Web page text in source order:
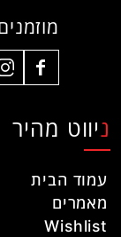
ניווט מהיר
עמוד הבית
מאמרים
Wishlist